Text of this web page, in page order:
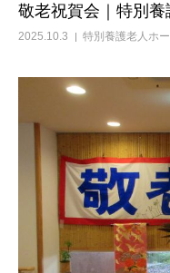
敬老祝賀会｜特別
2025.10.3 特別養護老人ホ
公開情報
採用情報
お知らせ
あしぎぬ日記